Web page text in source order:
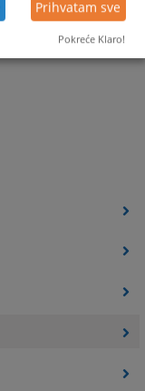
Prihvatam sve
Pokreće Klaro!